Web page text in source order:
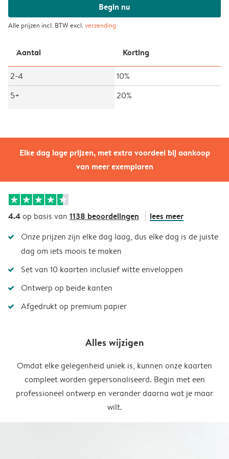
Elke dag lage prijzen, met extra voordeel bij aankoop
van meer exemplaren
Begin nu
Alle prijzen incl. BTW excl.verzending
Aantal Korting
2-4
10%
5+
20%
4.4op basis van 1138 beoordelingen lees meer
Onze prijzen zijn elke dag laag, dus elke dag is de juiste
dag om iets moois te maken
Set van 10 kaarten inclusief witte enveloppen
Ontwerp op beide kanten
Afgedrukt op premium papier
Alles wijzigen
Omdat elke gelegenheid uniek is, kunnen onze kaarten
compleet worden gepersonaliseerd. Begin met een
professioneel ontwerp en verander daarna wat je maar
wilt.